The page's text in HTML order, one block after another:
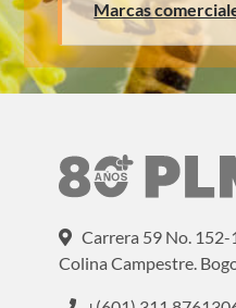
Marcas
Carrera 59 No. 152-
Colina Campestre.